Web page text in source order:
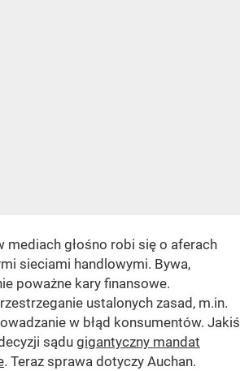
mediach głośno robi się o aferach
sieciami handlowymi. Bywa,
poważne kary finansowe.
ustalonych zasad, m.in.
w błąd konsumentów. Jakiś
sądu gigantyczny mandat
. Teraz sprawa dotyczy Auchan.